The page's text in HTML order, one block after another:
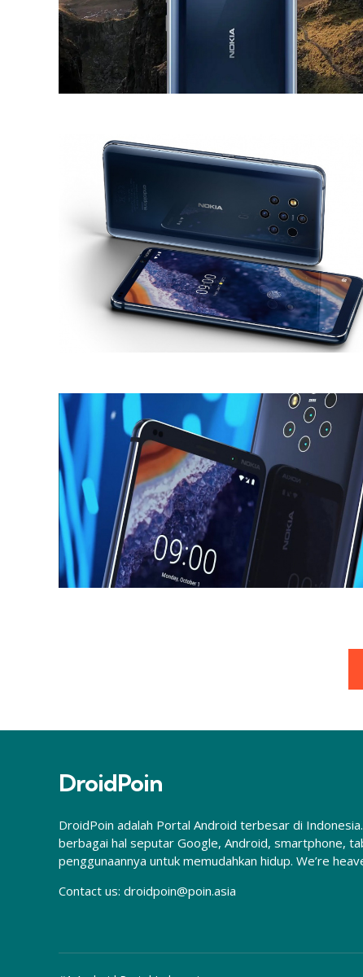
DroidPoin
DroidPoin adalah Portal Android terbesar di
berbagai hal seputar Google, Android, smartphone,
penggunaannya untuk memudahkan hidup. We’re
Contact us: droidpoin@poin.asia